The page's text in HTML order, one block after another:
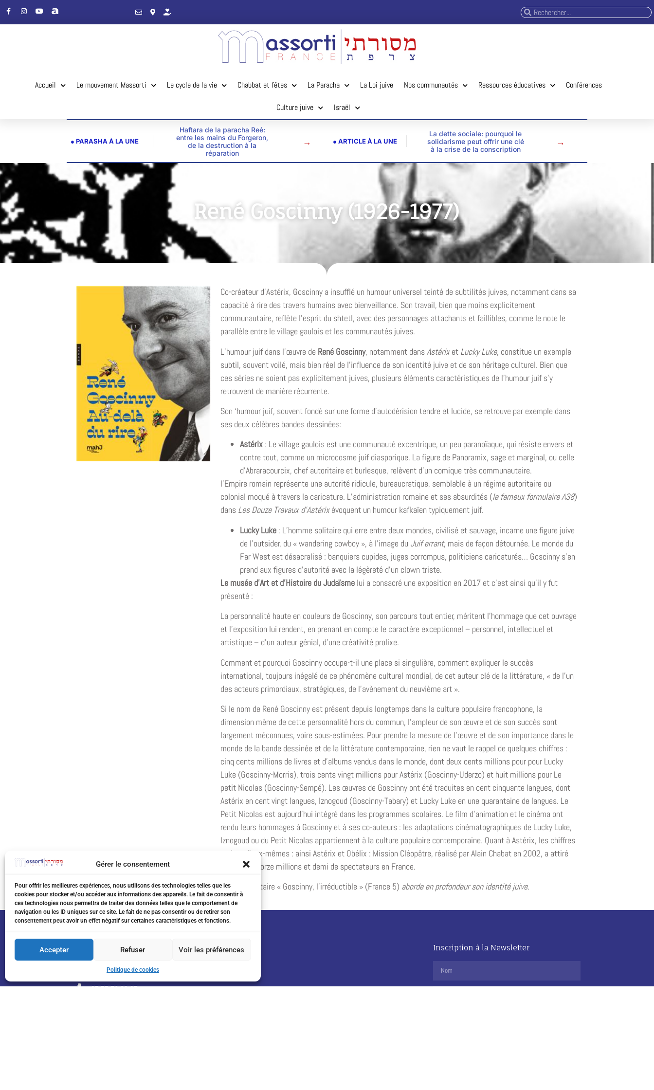
Gérer le consentement
Pour offrir les meilleures expériences, nous utilisons des technologies telles que les
cookies pour stocker et/ou accéder aux informations des appareils. Le fait de consentir à
ces technologies nous permettra de traiter des données telles que le comportement de
navigation ou les ID uniques sur ce site. Le fait de ne pas consentir ou de retirer son
consentement peut avoir un effet négatif sur certaines caractéristiques et fonctions.
Accepter Refuser Voir les préférences
Politique de cookies
Accueil Le mouvement Massorti Le cycle de la vie Chabbat et fêtes La Paracha La Loi juive Nos communautés Ressources éducatives Conférences
Culture juive Israël
● PARASHA À LA UNE
Haftara de la paracha Reé:
entre les mains du Forgeron,
de la destruction à la
réparation
→ ● ARTICLE À LA UNE
La dette sociale: pourquoi le
solidarisme peut offrir une clé
à la crise de la conscription
→
René Goscinny (1926-1977)
Co-créateur d’Astérix, Goscinny a insufflé un humour universel teinté de subtilités juives, notamment dans sa
capacité à rire des travers humains avec bienveillance. Son travail, bien que moins explicitement
communautaire, reflète l’esprit du shtetl, avec des personnages attachants et faillibles, comme le note le
parallèle entre le village gaulois et les communautés juives.
L’humour juif dans l’œuvre de René Goscinny, notamment dansAstérixet Lucky Luke, constitue un exemple
subtil, souvent voilé, mais bien réel de l’influence de son identité juive et de son héritage culturel. Bien que
ces séries ne soient pas explicitement juives, plusieurs éléments caractéristiques de l’humour juif s’y
retrouvent de manière récurrente.
Son ‘humour juif, souvent fondé sur une forme d’autodérision tendre et lucide, se retrouve par exemple dans
ses deux célèbres bandes dessinées:
Astérix : Le village gaulois est une communauté excentrique, un peu paranoïaque, qui résiste envers et
contre tout, comme un microcosme juif diasporique. La figure de Panoramix, sage et marginal, ou celle
d’Abraracourcix, chef autoritaire et burlesque, relèvent d’un comique très communautaire.
l’Empire romain représente une autorité ridicule, bureaucratique, semblable à un régime autoritaire ou
colonial moqué à travers la caricature. L’administration romaine et ses absurdités (le fameux formulaire A38)
dans Les Douze Travaux d’Astérixévoquent un humour kafkaïen typiquement juif.
Lucky Luke : L’homme solitaire qui erre entre deux mondes, civilisé et sauvage, incarne une figure juive
de l’outsider, du « wandering cowboy », à l’image du Juif errant, mais de façon détournée. Le monde du
Far West est désacralisé : banquiers cupides, juges corrompus, politiciens caricaturés… Goscinny s’en
prend aux figures d’autorité avec la légèreté d’un clown triste.
Le musée d’Art et d’Histoire du Judaïsme lui a consacré une exposition en 2017 et c’est ainsi qu’il y fut
présenté :
La personnalité haute en couleurs de Goscinny, son parcours tout entier, méritent l’hommage que cet ouvrage
et l’exposition lui rendent, en prenant en compte le caractère exceptionnel – personnel, intellectuel et
artistique – d’un auteur génial, d’une créativité prolixe.
Comment et pourquoi Goscinny occupe-t-il une place si singulière, comment expliquer le succès
international, toujours inégalé de ce phénomène culturel mondial, de cet auteur clé de la littérature, « de l’un
des acteurs primordiaux, stratégiques, de l’avènement du neuvième art ».
Si le nom de René Goscinny est présent depuis longtemps dans la culture populaire francophone, la
dimension même de cette personnalité hors du commun, l’ampleur de son œuvre et de son succès sont
largement méconnues, voire sous-estimées. Pour prendre la mesure de l’œuvre et de son importance dans le
monde de la bande dessinée et de la littérature contemporaine, rien ne vaut le rappel de quelques chiffres :
cinq cents millions de livres et d’albums vendus dans le monde, dont deux cents millions pour pour Lucky
Luke (Goscinny-Morris), trois cents vingt millions pour Astérix (Goscinny-Uderzo) et huit millions pour Le
petit Nicolas (Goscinny-Sempé). Les œuvres de Goscinny ont été traduites en cent cinquante langues, dont
Astérix en cent vingt langues, Iznogoud (Goscinny-Tabary) et Lucky Luke en une quarantaine de langues. Le
Petit Nicolas est aujourd’hui intégré dans les programmes scolaires. Le film d’animation et le cinéma ont
rendu leurs hommages à Goscinny et à ses co-auteurs : les adaptations cinématographiques de Lucky Luke,
Iznogoud ou du Petit Nicolas appartiennent à la culture populaire contemporaine. Quant à Astérix, les chiffres
parlent d’eux-mêmes : ainsi Astérix et Obélix : Mission Cléopâtre, réalisé par Alain Chabat en 2002, a attiré
plus de quatorze millions et demi de spectateurs en France.
Le documentaire « Goscinny, l’irréductible » (France 5) aborde en profondeur son identité juive.
07 75 76 20 97
Inscription à la Newsletter